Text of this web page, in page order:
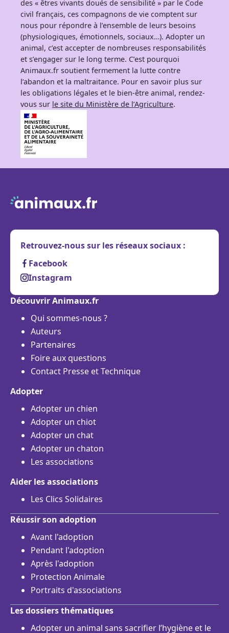
des « êtres vivants doués de sensibilité » par le Code
civil français, ces compagnons de vie comptent sur
nous pour répondre à l’ensemble de leurs besoins
(physiologiques, émotionnels, sociaux…). Adopter un
animal, c’est accepter de nombreuses responsabilités
et s’engager sur le long terme. C’est pourquoi
Animaux.fr soutient fermement la lutte contre
l’abandon et la maltraitance. Pour en savoir plus sur
les obligations légales et le bien-être animal, rendez-
vous sur le site du Ministère de l’Agriculture.
Retrouvez-nous sur les réseaux sociaux :
Facebook
Instagram
Découvrir Animaux.fr
Qui sommes-nous ?
Auteurs
Partenaires
Foire aux questions
Contact Presse et Technique
Adopter
Adopter un chien
Adopter un chiot
Adopter un chat
Adopter un chaton
Les associations
Aider les associations
Les Clics Solidaires
Réussir son adoption
Avant l'adoption
Pendant l'adoption
Après l'adoption
Protection Animale
Portraits d'associations
Les dossiers thématiques
Adopter un animal sans sacrifier l’hygiène et le